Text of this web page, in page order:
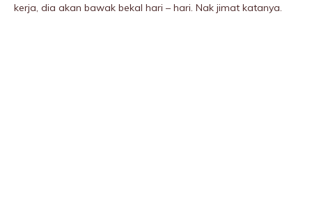
kerja, dia akan bawak bekal hari – hari. Nak jimat katanya.